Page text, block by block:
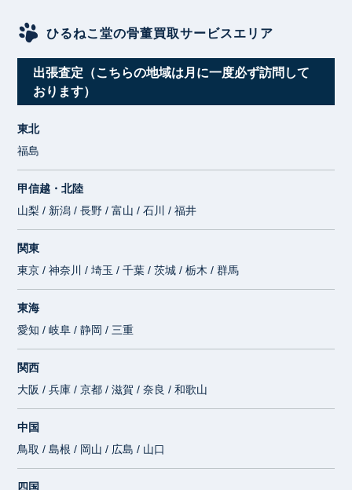
ひるねこ堂の骨董買取サービスエリア
出張査定（こちらの地域は月に一度必ず訪問して
おります）
東北
福島
甲信越・北陸
山梨 / 新潟 / 長野 / 富山 / 石川 / 福井
関東
東京 / 神奈川 / 埼玉 / 千葉 / 茨城 / 栃木 / 群馬
東海
愛知 / 岐阜 / 静岡 / 三重
関西
大阪 / 兵庫 / 京都 / 滋賀 / 奈良 / 和歌山
中国
鳥取 / 島根 / 岡山 / 広島 / 山口
四国